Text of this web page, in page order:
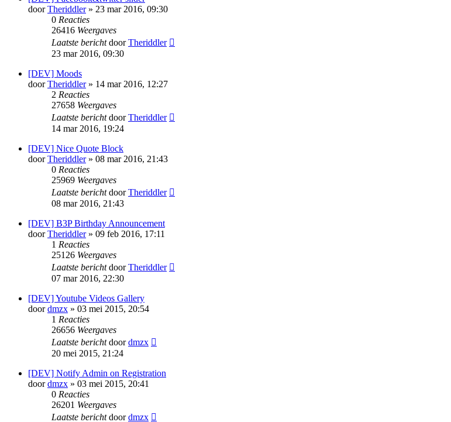
doorTheriddler» 23 mar 2016, 09:30
0 Reacties
26416 Weergaves
Laatste berichtdoorTheriddler
23 mar 2016, 09:30
[DEV] Moods
doorTheriddler» 14 mar 2016, 12:27
2 Reacties
27658 Weergaves
Laatste berichtdoorTheriddler
14 mar 2016, 19:24
[DEV] Nice Quote Block
doorTheriddler» 08 mar 2016, 21:43
0 Reacties
25969 Weergaves
Laatste berichtdoorTheriddler
08 mar 2016, 21:43
[DEV] B3P Birthday Announcement
doorTheriddler» 09 feb 2016, 17:11
1 Reacties
25126 Weergaves
Laatste berichtdoorTheriddler
07 mar 2016, 22:30
[DEV] Youtube Videos Gallery
doordmzx » 03 mei 2015, 20:54
1 Reacties
26656 Weergaves
Laatste berichtdoordmzx
20 mei 2015, 21:24
[DEV] Notify Admin on Registration
doordmzx » 03 mei 2015, 20:41
0 Reacties
26201 Weergaves
Laatste berichtdoordmzx